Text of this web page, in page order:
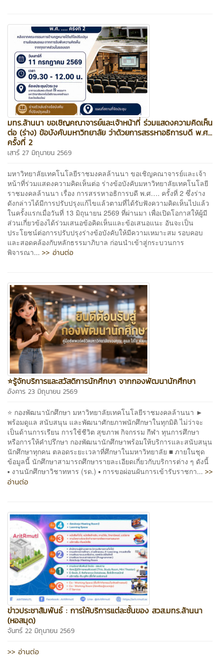
มทร.ล้านนา ขอเชิญคณาจารย์และเจ้าหน้าที่ ร่วมแสดงความคิดเห็น
ต่อ (ร่าง) ข้อบังคับมหาวิทยาลัย ว่าด้วยการสรรหาอธิการบดี พ.ศ...
ครั้งที่ 2
เสาร์ 27 มิถุนายน 2569
มหาวิทยาลัยเทคโนโลยีราชมงคลล้านนา ขอเชิญคณาจารย์และเจ้า
หน้าที่ร่วมแสดงความคิดเห็นต่อ ร่างข้อบังคับมหาวิทยาลัยเทคโนโลยี
ราชมงคลล้านนา เรื่อง การสรรหาอธิการบดี พ.ศ…. ครั้งที่ 2 ซึ่งร่าง
ดังกล่าวได้มีการปรับปรุงแก้ไขแล้วตามที่ได้รับฟังความคิดเห็นไปแล้ว
ในครั้งแรกเมื่อวันที่ 13 มิถุนายน 2569 ที่ผ่านมา เพื่อเปิดโอกาสให้ผู้มี
ส่วนเกี่ยวข้องได้ร่วมเสนอข้อคิดเห็นและข้อเสนอแนะ อันจะเป็น
ประโยชน์ต่อการปรับปรุงร่างข้อบังคับให้มีความเหมาะสม รอบคอบ
และสอดคล้องกับหลักธรรมาภิบาล ก่อนนำเข้าสู่กระบวนการ
พิจารณา... >> อ่านต่อ
⭐รู้จักบริการและสวัสดิการนักศึกษา จากกองพัฒนานักศึกษา
อังคาร 23 มิถุนายน 2569
⭐ กองพัฒนานักศึกษา มหาวิทยาลัยเทคโนโลยีราชมงคลล้านนา ►
พร้อมดูแล สนับสนุน และพัฒนาศักยภาพนักศึกษาในทุกมิติ ไม่ว่าจะ
เป็นด้านการเรียน การใช้ชีวิต สุขภาพ กิจกรรม กีฬา ทุนการศึกษา
หรือการให้คำปรึกษา กองพัฒนานักศึกษาพร้อมให้บริการและสนับสนุน
นักศึกษาทุกคน ตลอดระยะเวลาที่ศึกษาในมหาวิทยาลัย ■ ภายในชุด
ข้อมูลนี้ นักศึกษาสามารถศึกษารายละเอียดเกี่ยวกับบริการต่าง ๆ ดังนี้
▪ งานนักศึกษาวิชาทหาร (รด.) ▪ การขอผ่อนผันการเข้ารับราชกา... >>
อ่านต่อ
ข่าวประชาสัมพันธ์ : การให้บริการแต่ละชั้นของ สวส.มทร.ล้านนา
(หอสมุด)
จันทร์ 22 มิถุนายน 2569
>> อ่านต่อ